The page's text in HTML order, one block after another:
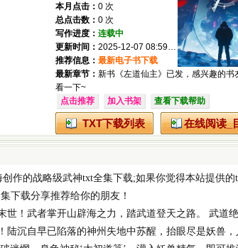
本月点击： 0 次
总点击数： 0 次
写作进度： 连载中
更新时间： 2025-12-07 08:59:01
推荐信息： 最新电子书下载
最新章节： 新书《左道仙主》已发，感兴趣的书
看一下~
点击推荐
加入书架 查看下载帮助
TXT下载列表 在线阅读_
创作的战略级武神txt全集下载;如果你觉得本站提供的
下载分享推荐给你的朋友！
世！武者掌开山辟海之力，踏武道登天之路。 武道
陆沉自早已陷落的神州失地中苏醒，抬眼尽是妖兽，